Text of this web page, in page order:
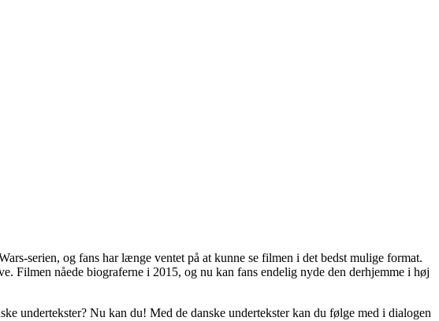
serien, og fans har længe ventet på at kunne se filmen i det bedst mulige format.
Filmen nåede biograferne i 2015, og nu kan fans endelig nyde den derhjemme i høj
undertekster? Nu kan du! Med de danske undertekster kan du følge med i dialogen